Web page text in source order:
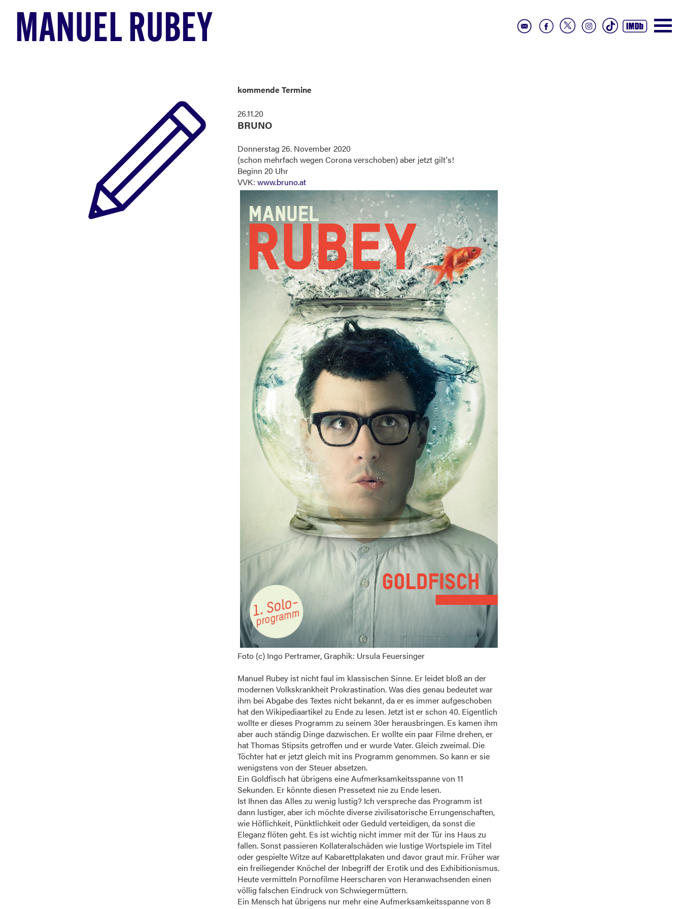
MANUEL RUBEY
kommende Termine
26.11.20
BRUNO
Donnerstag 26. November 2020
(schon mehrfach wegen Corona verschoben) aber jetzt gilt's!
Beginn 20 Uhr
VVK: www.bruno.at
Foto (c) Ingo Pertramer, Graphik: Ursula Feuersinger
Manuel Rubey ist nicht faul im klassischen Sinne. Er leidet bloß an der
modernen Volkskrankheit Prokrastination. Was dies genau bedeutet war
ihm bei Abgabe des Textes nicht bekannt, da er es immer aufgeschoben
hat den Wikipediaartikel zu Ende zu lesen. Jetzt ist er schon 40. Eigentlich
wollte er dieses Programm zu seinem 30er herausbringen. Es kamen ihm
aber auch ständig Dinge dazwischen. Er wollte ein paar Filme drehen, er
hat Thomas Stipsits getroffen und er wurde Vater. Gleich zweimal. Die
Töchter hat er jetzt gleich mit ins Programm genommen. So kann er sie
wenigstens von der Steuer absetzen.
Ein Goldfisch hat übrigens eine Aufmerksamkeitsspanne von 11
Sekunden. Er könnte diesen Pressetext nie zu Ende lesen.
Ist Ihnen das Alles zu wenig lustig? Ich verspreche das Programm ist
dann lustiger, aber ich möchte diverse zivilisatorische Errungenschaften,
wie Höflichkeit, Pünktlichkeit oder Geduld verteidigen, da sonst die
Eleganz flöten geht. Es ist wichtig nicht immer mit der Tür ins Haus zu
fallen. Sonst passieren Kollateralschäden wie lustige Wortspiele im Titel
oder gespielte Witze auf Kabarettplakaten und davor graut mir. Früher war
ein freiliegender Knöchel der Inbegriff der Erotik und des Exhibitionismus.
Heute vermitteln Pornofilme Heerscharen von Heranwachsenden einen
völlig falschen Eindruck von Schwiegermüttern.
Ein Mensch hat übrigens nur mehr eine Aufmerksamkeitsspanne von 8